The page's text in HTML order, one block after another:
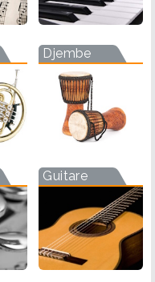
Djembe
Guitare